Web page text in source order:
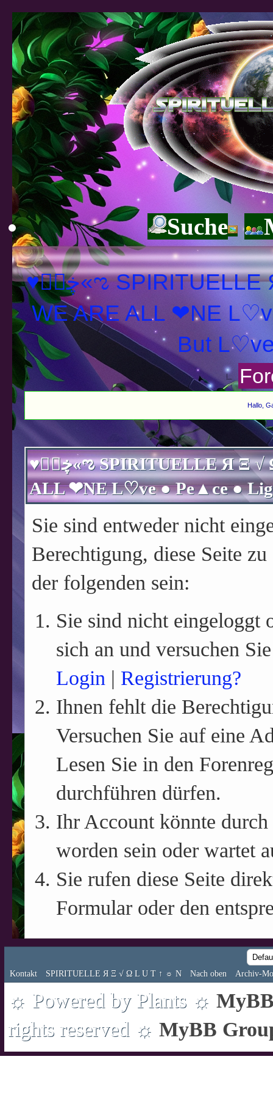
Suche
♥ڿڰۣ«ಌ SPIRITUELLE Я Ξ √ Ω L U T ↑ ☼ N - Forum -
WE ARE ALL ❤NE
Hallo,
♥ڿڰۣ«ಌ SPIRITUELLE Я Ξ √ Ω L U T ↑ ☼ N - Forum - WE ARE
Sie sind entweder nicht
Berechtigung, diese Seite
der folgenden sein:
Sie sind nicht eingeloggt
sich an und versuchen
Login | Registrierung?
Ihnen fehlt die
Versuchen Sie auf eine
Lesen Sie in den
durchführen dürfen.
Ihr Account könnte
worden sein oder wartet
Sie rufen diese Seite
Formular oder den
Kontakt SPIRITUELLE Я Ξ √ Ω L U T ↑ ☼ N Nach oben Archiv-
☼ Powered by Plants ☼
rights reserved ☼ MyBB